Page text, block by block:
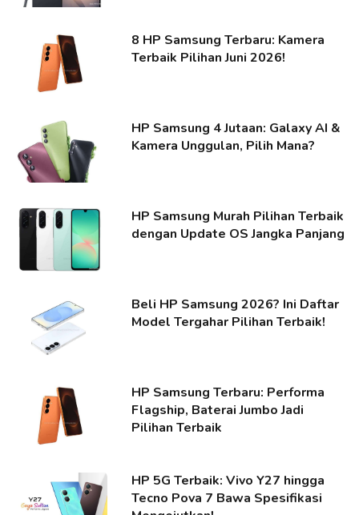
8 HP Samsung Terbaru: Kamera
Terbaik Pilihan Juni 2026!
HP Samsung 4 Jutaan: Galaxy AI &
Kamera Unggulan, Pilih Mana?
HP Samsung Murah Pilihan Terbaik
dengan Update OS Jangka Panjang
Beli HP Samsung 2026? Ini Daftar
Model Tergahar Pilihan Terbaik!
HP Samsung Terbaru: Performa
Flagship, Baterai Jumbo Jadi
Pilihan Terbaik
HP 5G Terbaik: Vivo Y27 hingga
Tecno Pova 7 Bawa Spesifikasi